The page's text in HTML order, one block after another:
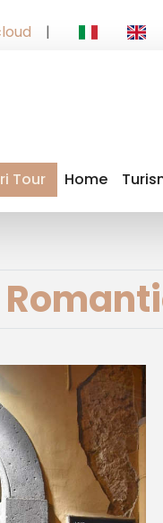
|
Tour Home